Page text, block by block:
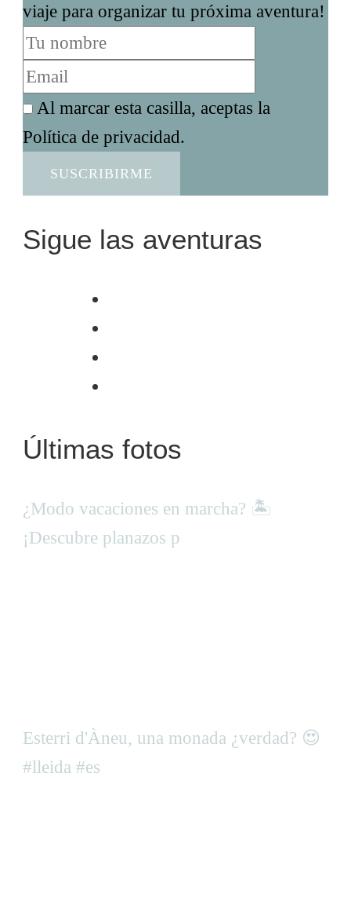
viaje para organizar tu próxima aventura!
Al marcar esta casilla, aceptas la
Política de privacidad.
Sigue las aventuras
Últimas fotos
¿Modo vacaciones en marcha? 🏝
¡Descubre planazos p
Esterri d'Àneu, una monada ¿verdad? 😍
#lleida #es